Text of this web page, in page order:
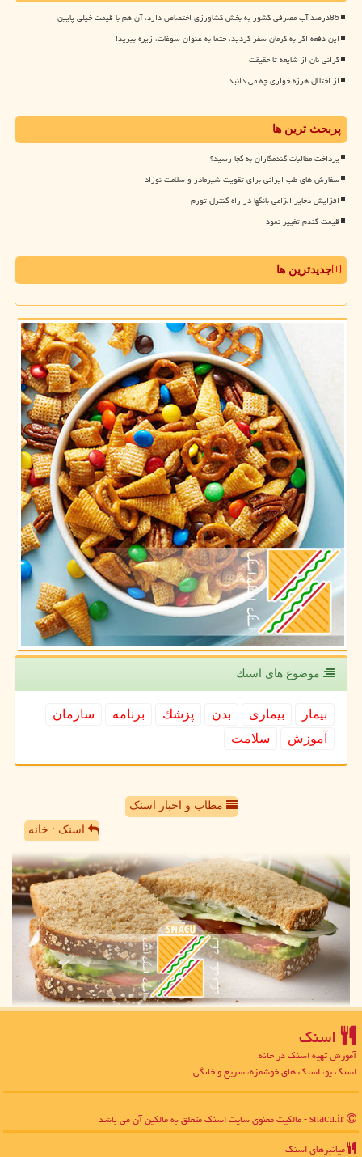
85درصد آب مصرفی کشور به بخش کشاورزی اختصاص دارد، آن هم با قیمت خیلی پایین
این دفعه اگر به کرمان سفر کردید، حتما به عنوان سوغات، زیره ببرید!
گرانی نان از شایعه تا حقیقت
از اختلال هرزه خواری چه می دانید
پربحث ترین ها
پرداخت مطالبات گندمکاران به کجا رسید؟
سفارش های طب ایرانی برای تقویت شیرمادر و سلامت نوزاد
افزایش ذخایر الزامی بانکها در راه کنترل تورم
قیمت گندم تغییر نمود
جدیدترین ها
موضوع های اسنك
بیمار بیماری بدن پزشك برنامه
سازمان
آموزش
سلامت
مطاب و اخبار اسنک
اسنک : خانه
اسنك
آموزش تهیه اسنک در خانه
اسنک یو، اسنک های خوشمزه، سریع و خانگی
میانبرهای اسنك